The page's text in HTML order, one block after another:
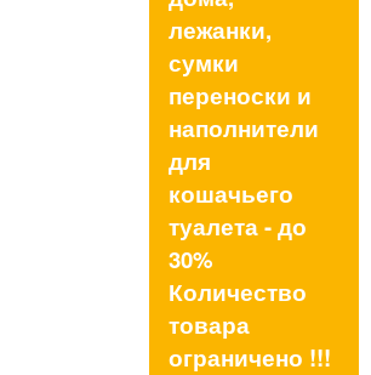
лежанки,
сумки
переноски и
наполнители
для
кошачьего
туалета - до
30%
Количество
товара
ограничено !!!